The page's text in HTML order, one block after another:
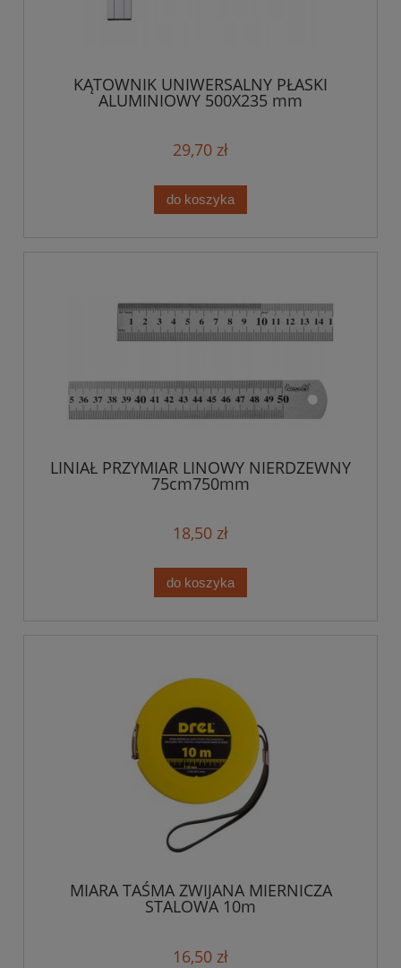
KĄTOWNIK UNIWERSALNY PŁASKI
ALUMINIOWY 500X235 mm
29,70 zł
do koszyka
LINIAŁ PRZYMIAR LINOWY NIERDZEWNY
75cm750mm
18,50 zł
do koszyka
MIARA TAŚMA ZWIJANA MIERNICZA
STALOWA 10m
16,50 zł